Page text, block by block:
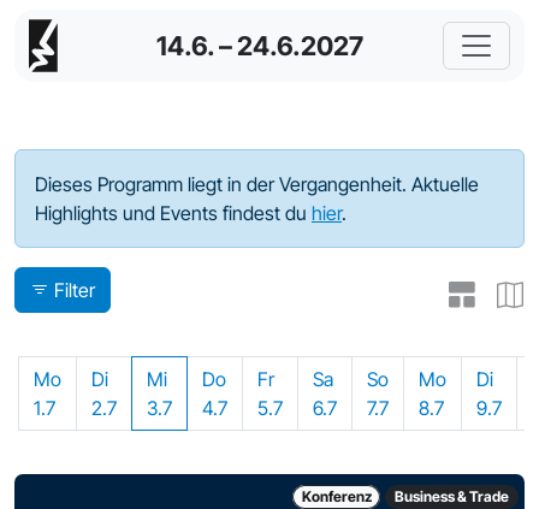
14.6. – 24.6.2027
Programm - 2024
Dieses Programm liegt in der Vergangenheit. Aktuelle
Highlights und Events findest du hier.
Filter
Mo
1.7
Di
2.7
Mi
3.7
Do
4.7
Fr
5.7
Sa
6.7
So
7.7
Mo
8.7
Di
9.7
Konferenz Business & Trade